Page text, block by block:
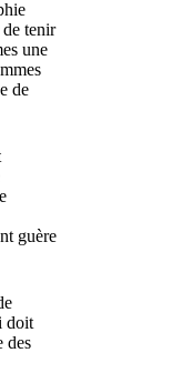
tenir
une
de
guère
doit
des